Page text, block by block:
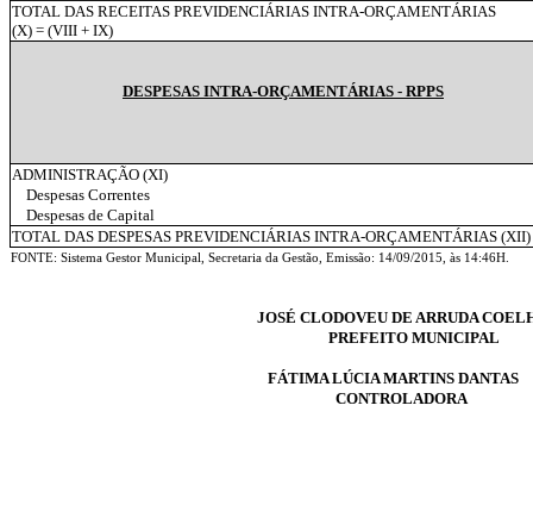
TOTAL DAS RECEITAS PREVIDENCIÁRIAS INTRA-ORÇAMENTÁRIAS
(X) = (VIII + IX)
DESPESAS INTRA-ORÇAMENTÁRIAS - RPPS
ADMINISTRAÇÃO (XI)
Despesas Correntes
Despesas de Capital
TOTAL DAS DESPESAS PREVIDENCIÁRIAS INTRA-ORÇAMENTÁRIAS
FONTE: Sistema Gestor Municipal, Secretaria da Gestão, Emissão: 14/09/2015, às 14:46H.
JOSÉ CLODOVEU DE ARRUDA
PREFEITO MUNICIPAL
FÁTIMA LÚCIA MARTINS DANTAS
CONTROLADORA